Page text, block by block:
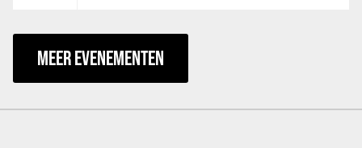
MEER EVENEMENTEN